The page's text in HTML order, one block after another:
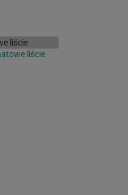
liście